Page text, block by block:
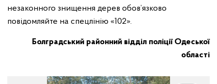
незаконного знищення дерев обов’язково
повідомляйте на спецлінію «102».
Болградський районний відділ поліції Одеської
області